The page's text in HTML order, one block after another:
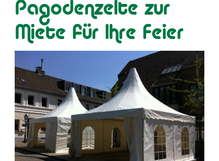
Pagodenzelte zur
Miete für Ihre Feier